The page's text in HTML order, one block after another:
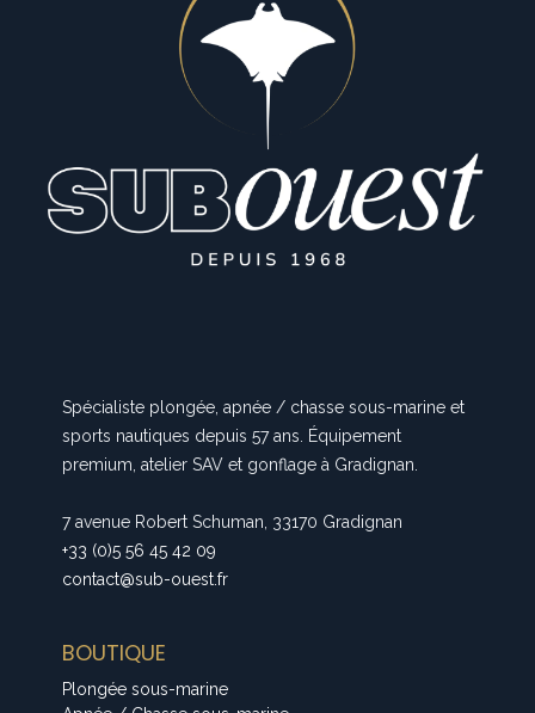
Spécialiste plongée, apnée / chasse sous-marine et
sports nautiques depuis 57 ans. Équipement
premium, atelier SAV et gonflage à Gradignan.
7 avenue Robert Schuman, 33170 Gradignan
+33 (0)5 56 45 42 09
contact@sub-ouest.fr
BOUTIQUE
Plongée sous-marine